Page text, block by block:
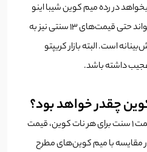
بخواهد در رده میم کوین شیبا اینو
قرار بگیرد، در چنین حالتی می‌تواند حتی قیمت‌های 13 سنتی نیز به
است. البته بازار کریپتو
داشته باشد.
چقدر خواهد بود؟
بررسی‌ها نشان می‌دهد که قیمت 1 سنت برای هر نات کوین، قیمت
مقایسه با میم ‌کوین‌های مطرح